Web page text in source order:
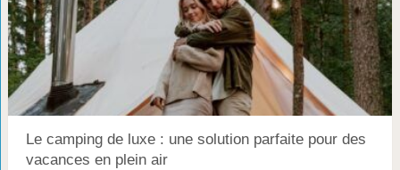
Le camping de luxe : une solution parfaite pour des
vacances en plein air